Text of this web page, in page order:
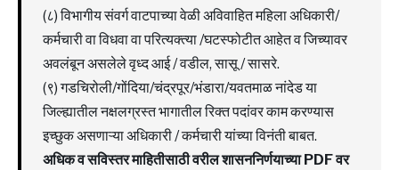
(८) विभागीय संवर्ग वाटपाच्या वेळी अविवाहित महिला अधिकारी/
कर्मचारी वा विधवा वा परित्यक्त्या /घटस्फोटीत आहेत व जिच्यावर
अवलंबून असलेले वृध्द आई / वडील, सासू / सासरे.
(९) गडचिरोली/गोंदिया/चंद्रपूर/भंडारा/यवतमाळ नांदेड या
जिल्ह्यातील नक्षलग्रस्त भागातील रिक्त पदांवर काम करण्यास
इच्छुक असणाऱ्या अधिकारी / कर्मचारी यांच्या विनंती बाबत.
अधिक व सविस्तर माहितीसाठी वरील शासननिर्णयाच्या PDF वर